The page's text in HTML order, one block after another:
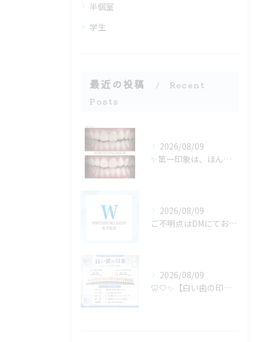
半個室
学生
最近の投稿
Recent
Posts
2026/08/09
✨第一印象は、ほんの数秒で決まる✨
2026/08/09
ご不明点はDMにてお気軽にお問い合わせください✨🩷
2026/08/09
🦷🤍✨【白い歯の印象、どのくらい違う？】✨🤍🦷